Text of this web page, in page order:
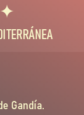
Gandía.